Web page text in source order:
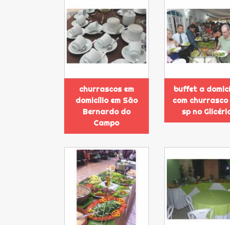
churrascos em
domicílio em São
Bernardo do
Campo
buffet a
com churrasco
sp no